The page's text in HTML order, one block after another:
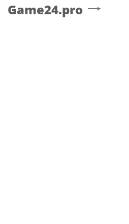
Game24.pro